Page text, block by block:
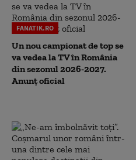
FANATIK.RO
Un nou campionat de top se
va vedea la TV în România
din sezonul 2026-2027.
Anunț oficial